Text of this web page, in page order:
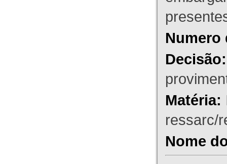
Numero
Decisão:
Matéria:
ressarc/
Nome